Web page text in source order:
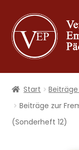
Zur
Navigation
springen
Zum
Inhalt
springen
Shop
Programm
Start
Beiträge zur
(Sonderheft 12)